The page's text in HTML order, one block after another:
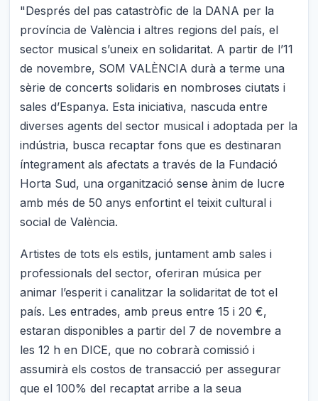
"Després del pas catastròfic de la DANA per la
província de València i altres regions del país, el
sector musical s’uneix en solidaritat. A partir de l’11
de novembre, SOM VALÈNCIA durà a terme una
sèrie de concerts solidaris en nombroses ciutats i
sales d’Espanya. Esta iniciativa, nascuda entre
diverses agents del sector musical i adoptada per la
indústria, busca recaptar fons que es destinaran
íntegrament als afectats a través de la Fundació
Horta Sud, una organització sense ànim de lucre
amb més de 50 anys enfortint el teixit cultural i
social de València.
Artistes de tots els estils, juntament amb sales i
professionals del sector, oferiran música per
animar l’esperit i canalitzar la solidaritat de tot el
país. Les entrades, amb preus entre 15 i 20 €,
estaran disponibles a partir del 7 de novembre a
les 12 h en DICE, que no cobrarà comissió i
assumirà els costos de transacció per assegurar
que el 100% del recaptat arribe a la seua